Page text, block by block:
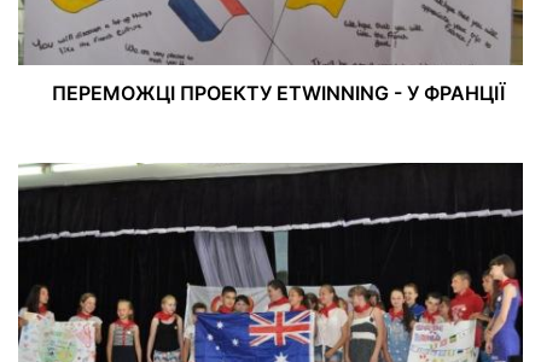
ПЕРЕМОЖЦІ ПРОЕКТУ ETWINNING - У ФРАНЦІЇ